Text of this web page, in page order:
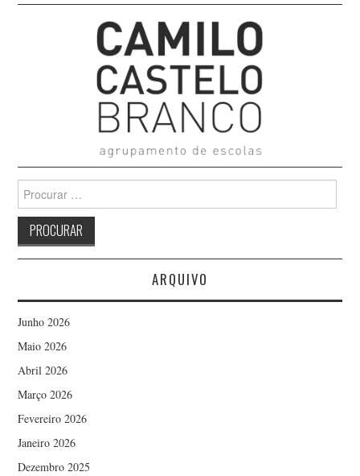
Search
for:
ARQUIVO
Junho 2026
Maio 2026
Abril 2026
Março 2026
Fevereiro 2026
Janeiro 2026
Dezembro 2025